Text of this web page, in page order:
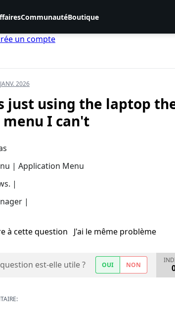
CommunautéBoutique
un compte
2026
just using the laptop
menu I can't
| Application Menu
|
|
à cette question J'ai le même problème
est-elle utile ? OUI NON